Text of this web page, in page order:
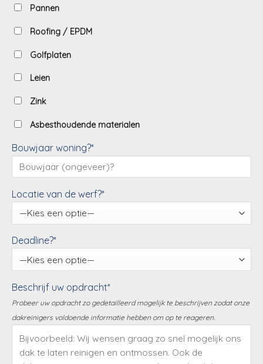
Pannen
Roofing / EPDM
Golfplaten
Leien
Zink
Asbesthoudende materialen
Bouwjaar woning?*
Locatie van de werf?*
Deadline?*
Beschrijf uw opdracht*
Probeer uw opdracht zo gedetailleerd mogelijk te beschrijven zodat onze
dakreinigers voldoende informatie hebben om op te reageren.